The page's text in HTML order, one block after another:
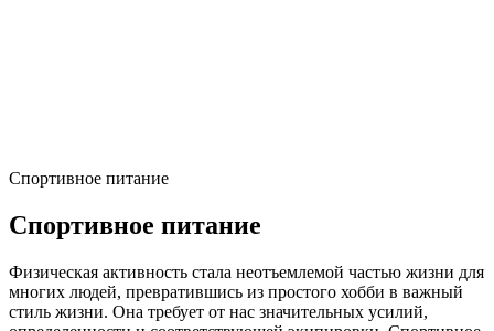
Спортивное питание
Спортивное питание
Физическая активность стала неотъемлемой частью жизни для
многих людей, превратившись из простого хобби в важный
стиль жизни. Она требует от нас значительных усилий,